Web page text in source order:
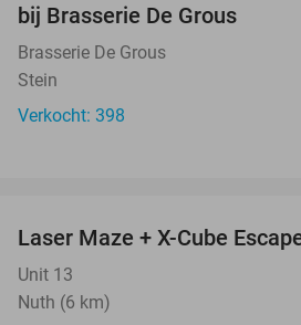
bij Brasserie De Grous
Brasserie De Grous
Stein
Verkocht: 398
Laser Maze + X-Cube
Unit 13
Nuth (6 km)